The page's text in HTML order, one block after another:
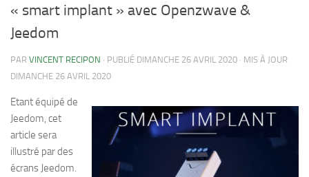
« smart implant » avec Openzwave &
Jeedom
PAR VINCENT RECIPON · PUBLIÉ DIMANCHE 26 AVRIL 2020 · MIS À JOUR
DIMANCHE 26 AVRIL 2020
Etant équipé de
Jeedom, cet
article sera
illustré par des
écrans Jeedom.